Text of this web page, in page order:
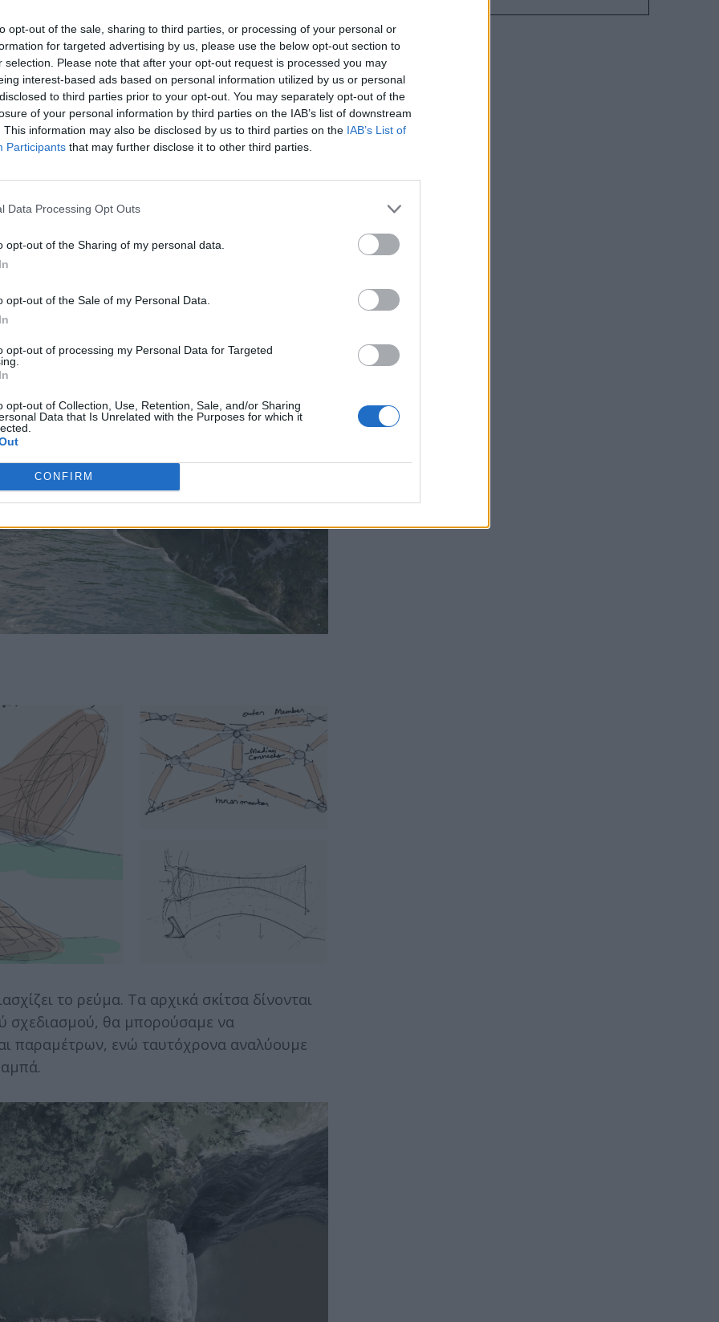
opt-out of the sale, sharing to third parties, or processing of your personal or
for targeted advertising by us, please use the below opt-out section to
selection. Please note that after your opt-out request is processed you may
interest-based ads based on personal information utilized by us or personal
to third parties prior to your opt-out. You may separately opt-out of the
of your personal information by third parties on the IAB’s list of downstream
This information may also be disclosed by us to third parties on the IAB’s List of
Participants that may further disclose it to other third parties.
Data Processing Opt Outs
opt-out of the Sharing of my personal data.
opt-out of the Sale of my Personal Data.
opt-out of processing my Personal Data for Targeted
opt-out of Collection, Use, Retention, Sale, and/or Sharing
Data that Is Unrelated with the Purposes for which it
CONFIRM
καθίσματα μπαμπού
έγιναν στις βορειοανατολικές περιοχές
και δομικά υγιή. Με την αύξηση της
μπουλονιών χάλυβα, θα μπορούσαμε
το ρεύμα. Τα αρχικά σκίτσα δίνονται
σχεδιασμού, θα μπορούσαμε να
παραμέτρων, ενώ ταυτόχρονα αναλύουμε